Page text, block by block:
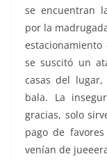
se encuentran
por la
se suscitó un
casas del
bala. La
gracias, solo
pago de favores
venían de